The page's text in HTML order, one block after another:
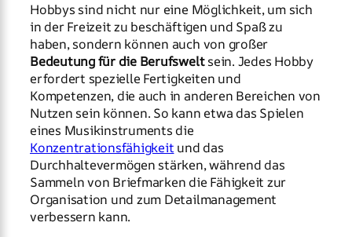
Hobbys sind nicht nur eine Möglichkeit, um sich
in der Freizeit zu beschäftigen und Spaß zu
haben, sondern können auch von großer
Bedeutung für die Berufsweltsein. Jedes Hobby
erfordert spezielle Fertigkeiten und
Kompetenzen, die auch in anderen Bereichen von
Nutzen sein können. So kann etwa das Spielen
eines Musikinstruments die
Konzentrationsfähigkeit und das
Durchhaltevermögen stärken, während das
Sammeln von Briefmarken die Fähigkeit zur
Organisation und zum Detailmanagement
verbessern kann.